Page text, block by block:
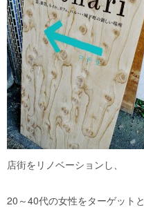
店街をリノベーションし、
20～40代の女性をターゲット